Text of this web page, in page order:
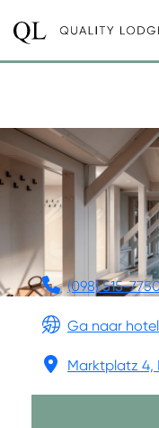
(098) 515-
Ga naar
Marktplatz 4,